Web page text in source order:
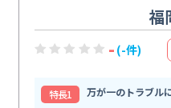
福
- (-件)
特⻑1
万が一のトラブル